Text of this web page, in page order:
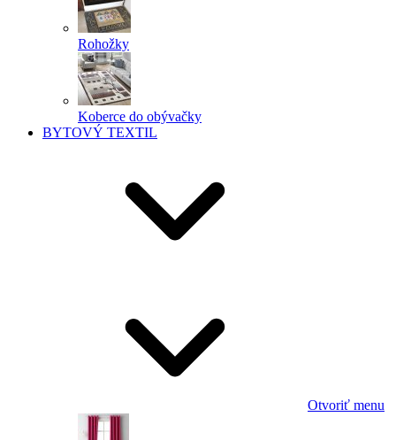
Rohožky
Koberce do obývačky
BYTOVÝ TEXTIL
Otvoriť menu